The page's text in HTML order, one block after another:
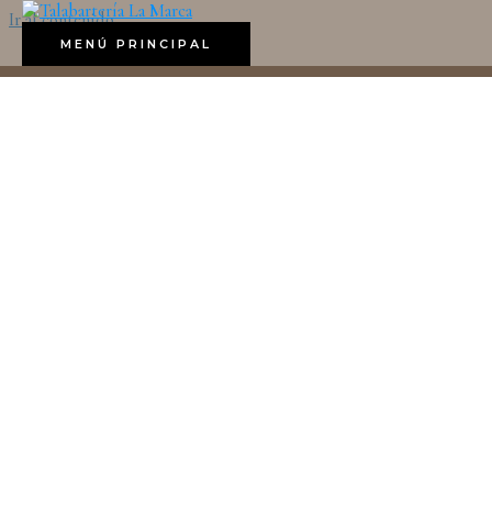
Ir al contenido
MENÚ PRINCIPAL